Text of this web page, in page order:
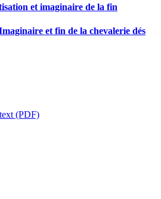
et imaginaire de la fin
et fin de la chevalerie dés
(PDF)